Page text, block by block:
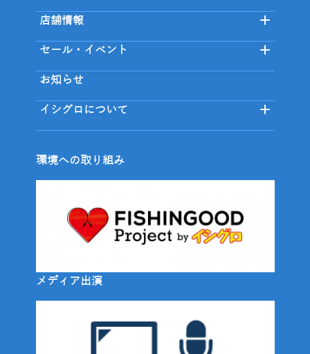
店舗情報
セール・イベント
お知らせ
イシグロについて
環境への取り組み
メディア出演